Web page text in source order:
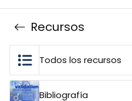
Recursos
Todos los recursos
Bibliografía